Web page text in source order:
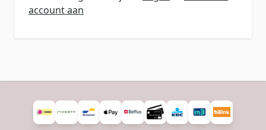
account aan